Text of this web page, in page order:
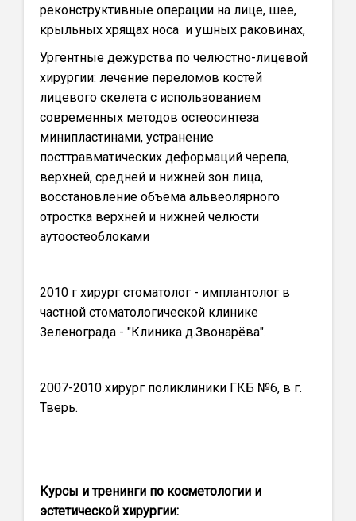
реконструктивные операции на лице, шее,
крыльных хрящах носа и ушных раковинах,
Ургентные дежурства по челюстно-лицевой
хирургии: лечение переломов костей
лицевого скелета с использованием
современных методов остеосинтеза
минипластинами, устранение
посттравматических деформаций черепа,
верхней, средней и нижней зон лица,
восстановление объёма альвеолярного
отростка верхней и нижней челюсти
аутоостеоблоками
2010 г хирург стоматолог - имплантолог в
частной стоматологической клинике
Зеленограда - "Клиника д.Звонарёва".
2007-2010 хирург поликлиники ГКБ №6, в г.
Тверь.
Курсы и тренинги по косметологии и
эстетической хирургии: